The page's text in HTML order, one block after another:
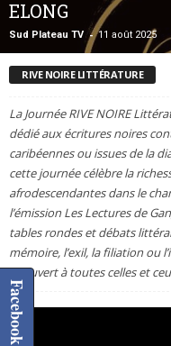
ELONG
Sud Plateau TV - 11 août 2025
RIVE NOIRE LITTÉRATURE
La Journée RIVE NOIRE
dédié aux écritures noires
caribéennes ou issues de la
cette journée célèbre la
afrodescendantes dans le
l’émission Les Lectures de
tables rondes et débats
mémoire, l’exil, la filiation ou
et ouvert à toutes celles et
Facebook